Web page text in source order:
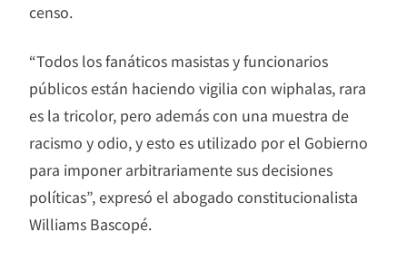
censo.
“Todos los fanáticos masistas y funcionarios
públicos están haciendo vigilia con wiphalas, rara
es la tricolor, pero además con una muestra de
racismo y odio, y esto es utilizado por el Gobierno
para imponer arbitrariamente sus decisiones
políticas”, expresó el abogado constitucionalista
Williams Bascopé.